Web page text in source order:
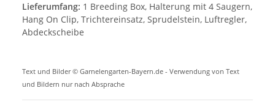
Lieferumfang: 1 Breeding Box, Halterung mit 4 Saugern,
Hang On Clip, Trichtereinsatz, Sprudelstein, Luftregler,
Abdeckscheibe
Text und Bilder © Garnelengarten-Bayern.de - Verwendung von Text
und Bildern nur nach Absprache